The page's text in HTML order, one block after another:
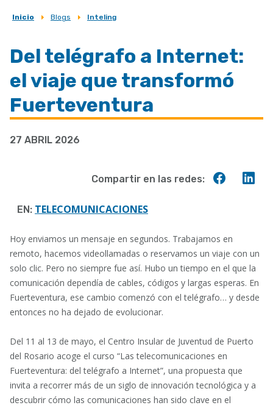
Sobrescribir
de
ayuda
a
la
navegación
Inicio Blogs Inteling
Del telégrafo a Internet:
el viaje que transformó
Fuerteventura
27 ABRIL 2026
Compartir en las redes:
EN: TELECOMUNICACIONES
Hoy enviamos un mensaje en segundos. Trabajamos en
remoto, hacemos videollamadas o reservamos un viaje con un
solo clic. Pero no siempre fue así. Hubo un tiempo en el que la
comunicación dependía de cables, códigos y largas esperas. En
Fuerteventura, ese cambio comenzó con el telégrafo… y desde
entonces no ha dejado de evolucionar.
Del 11 al 13 de mayo, el Centro Insular de Juventud de Puerto
del Rosario acoge el curso “Las telecomunicaciones en
Fuerteventura: del telégrafo a Internet”, una propuesta que
invita a recorrer más de un siglo de innovación tecnológica y a
descubrir cómo las comunicaciones han sido clave en el